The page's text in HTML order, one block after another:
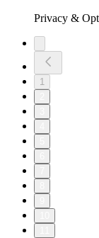
Privacy &
1